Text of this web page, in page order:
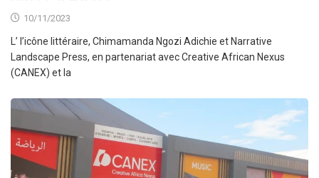
10/11/2023
L’ l’icône littéraire, Chimamanda Ngozi Adichie et Narrative
Landscape Press, en partenariat avec Creative African Nexus
(CANEX) et la